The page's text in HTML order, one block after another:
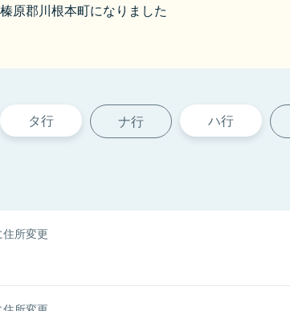
原郡川根本町になりました
タ行 ナ行 ハ行
住所変更